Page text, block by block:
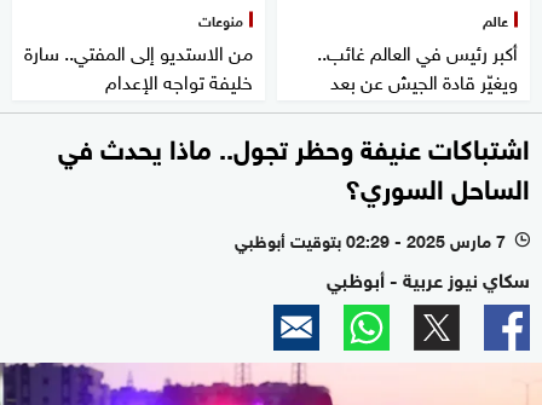
عالم
أكبر رئيس في العالم غائب..
ويغيّر قادة الجيش عن بعد
منوعات
من الاستديو إلى المفتي.. سارة
خليفة تواجه الإعدام
اشتباكات عنيفة وحظر تجول.. ماذا يحدث في
الساحل السوري؟
l 7 مارس 2025 - 02:29 بتوقيت أبوظبي
سكاي نيوز عربية - أبوظبي